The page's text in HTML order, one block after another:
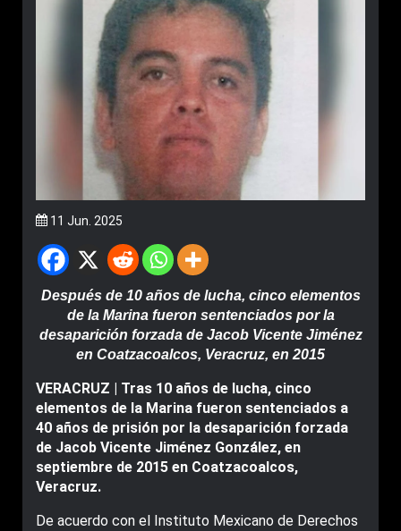
11 Jun. 2025
Después de 10 años de lucha, cinco elementos
de la Marina fueron sentenciados por la
desaparición forzada de Jacob Vicente Jiménez
en Coatzacoalcos, Veracruz, en 2015
VERACRUZ | Tras 10 años de lucha, cinco
elementos de la Marina fueron sentenciados a
40 años de prisión por la desaparición forzada
de Jacob Vicente Jiménez González, en
septiembre de 2015 en Coatzacoalcos,
Veracruz.
De acuerdo con el Instituto Mexicano de Derechos